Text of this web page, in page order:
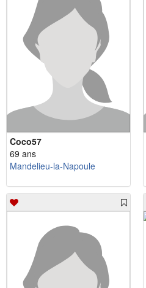
Coco57
69 ans
Mandelieu-la-Napoule